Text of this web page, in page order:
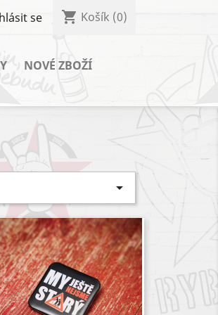
se shopping_cart Košík (0)
NOVÉ ZBOŽÍ
